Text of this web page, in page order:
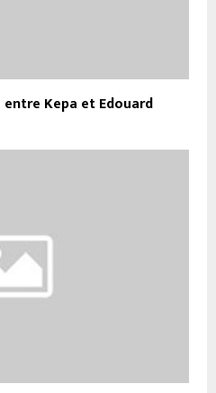
Kepa et Edouard